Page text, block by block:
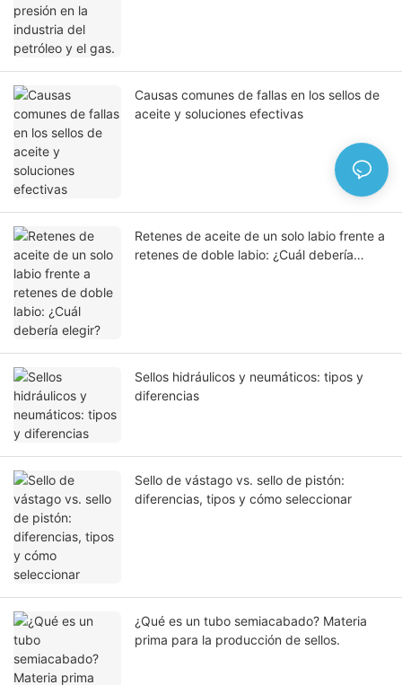
Causas comunes de fallas en los sellos de
aceite y soluciones efectivas
Retenes de aceite de un solo labio frente a
retenes de doble labio: ¿Cuál debería
Sellos hidráulicos y neumáticos: tipos y
diferencias
Sello de vástago vs. sello de pistón:
diferencias, tipos y cómo seleccionar
¿Qué es un tubo semiacabado? Materia
prima para la producción de sellos.